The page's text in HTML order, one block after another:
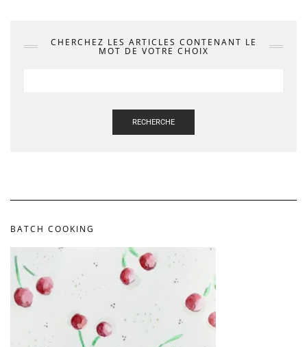
CHERCHEZ LES ARTICLES CONTENANT LE
MOT DE VOTRE CHOIX
RECHERCHE
BATCH COOKING